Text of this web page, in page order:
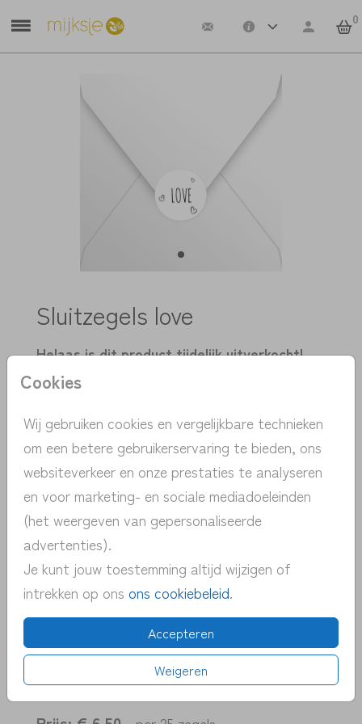
0
Cookies
Wij gebruiken cookies en vergelijkbare technieken
om een betere gebruikerservaring te bieden, ons
websiteverkeer en onze prestaties te analyseren
en voor marketing- en sociale mediadoeleinden
(het weergeven van gepersonaliseerde
advertenties).
Je kunt jouw toestemming altijd wijzigen of
intrekken op ons ons cookiebeleid.
Accepteren
Weigeren
Sluitzegels love
Helaas is dit product tijdelijk uitverkocht!
Heb je vragen? Neem dan contact met ons
> unieke ontwerpen met de hand
getekend
> persoonlijk contact | gratis advies
> snelle verzending NL | BE
> proefdruk v.a. 1 euro
> pas eenvoudig zelf het kaartje aan
OMSCHRIJVING
Sluitzegels love